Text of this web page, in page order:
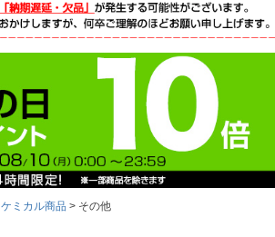
ケミカル商品 その他